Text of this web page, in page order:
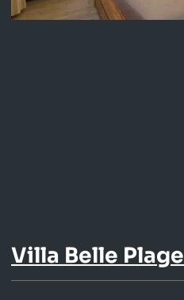
Villa Belle Plage